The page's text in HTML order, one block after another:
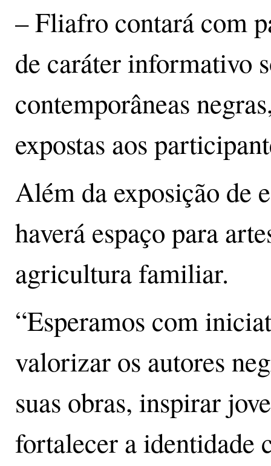
– Fliafro contará com
de caráter informativo
contemporâneas
expostas aos
Além da exposição de
haverá espaço para
agricultura familiar.
“Esperamos com
valorizar os autores
suas obras, inspirar
fortalecer a identidade